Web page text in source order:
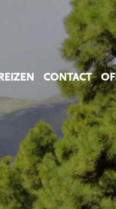
CONTACT